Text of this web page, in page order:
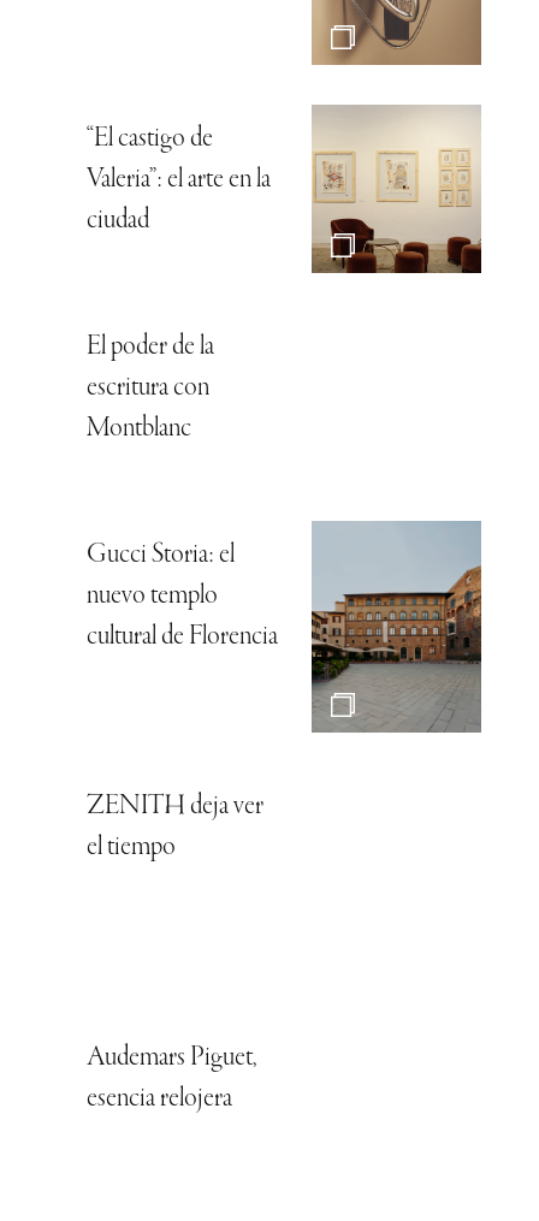
“El castigo de
Valeria”: el arte en la
ciudad
El poder de la
escritura con
Montblanc
Gucci Storia: el
nuevo templo
cultural de Florencia
ZENITH deja ver
el tiempo
Audemars Piguet,
esencia relojera